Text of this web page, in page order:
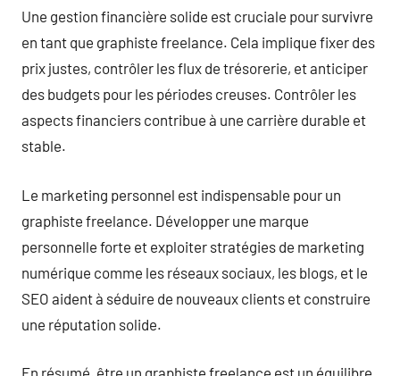
Une gestion financière solide est cruciale pour survivre
en tant que graphiste freelance. Cela implique fixer des
prix justes, contrôler les flux de trésorerie, et anticiper
des budgets pour les périodes creuses. Contrôler les
aspects financiers contribue à une carrière durable et
stable.
Le marketing personnel est indispensable pour un
graphiste freelance. Développer une marque
personnelle forte et exploiter stratégies de marketing
numérique comme les réseaux sociaux, les blogs, et le
SEO aident à séduire de nouveaux clients et construire
une réputation solide.
En résumé, être un graphiste freelance est un équilibre